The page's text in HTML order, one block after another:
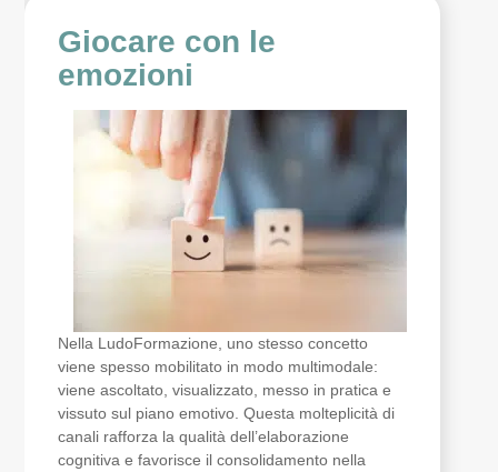
Giocare con le
emozioni
Nella LudoFormazione, uno stesso concetto
viene spesso mobilitato in modo multimodale:
viene ascoltato, visualizzato, messo in pratica e
vissuto sul piano emotivo. Questa molteplicità di
canali rafforza la qualità dell’elaborazione
cognitiva e favorisce il consolidamento nella